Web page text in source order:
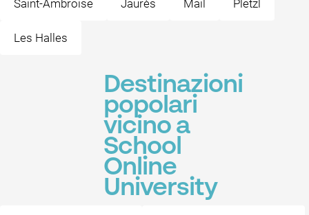
Saint-Ambroise Jaurès Mail Pletzl
Les Halles
Destinazioni
popolari
vicino a
School
Online
University